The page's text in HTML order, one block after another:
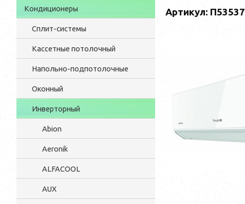
Кондиционеры
Сплит-системы
Кассетные потолочный
Напольно-подпотолочные
Оконный
Инверторный
Abion
Aeronik
ALFACOOL
AUX
Артикул: П53537